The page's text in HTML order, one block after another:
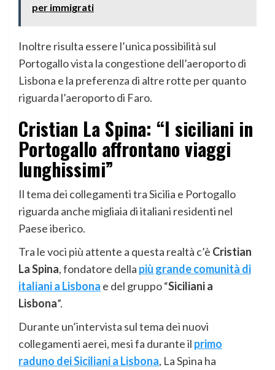
per immigrati
Inoltre risulta essere l’unica possibilità sul
Portogallo vista la congestione dell’aeroporto di
Lisbona e la preferenza di altre rotte per quanto
riguarda l’aeroporto di Faro.
Cristian La Spina: “I siciliani in
Portogallo affrontano viaggi
lunghissimi”
Il tema dei collegamenti tra Sicilia e Portogallo
riguarda anche migliaia di italiani residenti nel
Paese iberico.
Tra le voci più attente a questa realtà c’è Cristian
La Spina, fondatore della più grande comunità di
italiani a Lisbona e del gruppo “Siciliani a
Lisbona”.
Durante un’intervista sul tema dei nuovi
collegamenti aerei, mesi fa durante il primo
raduno dei Siciliani a Lisbona, La Spina ha